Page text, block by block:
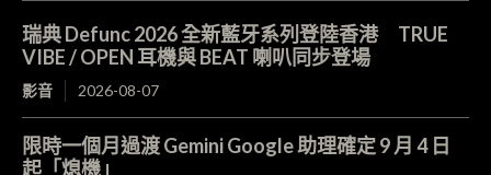
瑞典 Defunc 2026 全新藍牙系列登陸香港 TRUE
VIBE / OPEN 耳機與 BEAT 喇叭同步登場
影音 2026-08-07
限時一個月過渡 Gemini Google 助理確定 9 月 4 日
起「熄機」